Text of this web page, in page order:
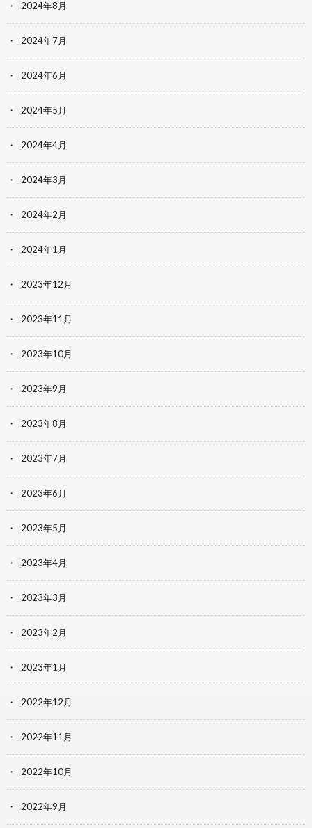
2024年8月
2024年7月
2024年6月
2024年5月
2024年4月
2024年3月
2024年2月
2024年1月
2023年12月
2023年11月
2023年10月
2023年9月
2023年8月
2023年7月
2023年6月
2023年5月
2023年4月
2023年3月
2023年2月
2023年1月
2022年12月
2022年11月
2022年10月
2022年9月